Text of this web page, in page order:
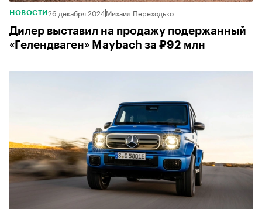
НОВОСТИ 26 декабря 2024Михаил Переходько
Дилер выставил на продажу подержанный
«Гелендваген» Maybach за ₽92 млн